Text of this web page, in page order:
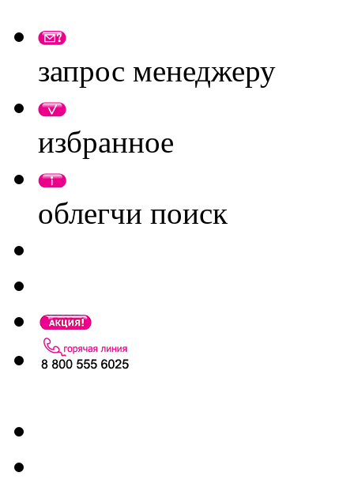
запрос менеджеру
избранное
облегчи поиск